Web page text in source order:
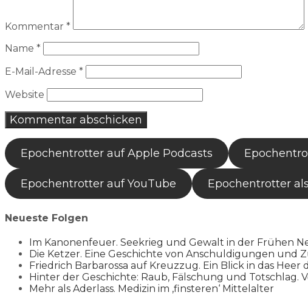
Kommentar *
Name *
E-Mail-Adresse *
Website
Epochentrotter auf Apple Podcasts
Epochentrotter auf YouTube Epochentrotter
Neueste Folgen
Im Kanonenfeuer. Seekrieg und Gewalt in der Frühen
Die Ketzer. Eine Geschichte von Anschuldigungen und
Friedrich Barbarossa auf Kreuzzug. Ein Blick in das Heer
Hinter der Geschichte: Raub, Fälschung und
Mehr als Aderlass. Medizin im ‚finsteren‘ Mittelalter